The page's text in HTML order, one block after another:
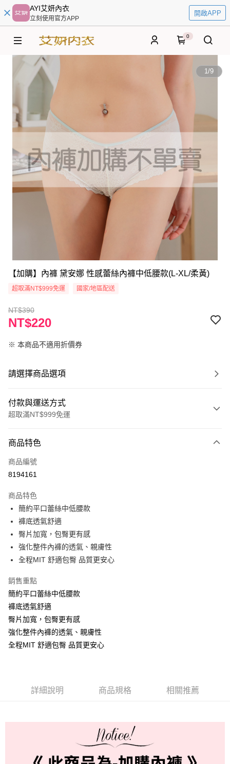
AYI艾妍內衣
立刻使用官方APP
開啟APP
0
1/9
【加購】內褲 黛安娜 性感蕾絲內褲中低腰款(L-XL/柔黃)
超取滿NT$999免運 國家/地區配送
NT$390
NT$220
※ 本商品不適用折價券
請選擇商品選項
付款與運送方式
超取滿NT$999免運
信用卡一次付款
超商取貨付款
ATM付款
運送方式
全家取貨付款
每筆NT$60，滿NT$999(含以上)免運費
付款後全家取貨
每筆NT$60，滿NT$999(含以上)免運費
每筆NT$60，滿NT$999(含以上)免運費
付款後7-11取貨
每筆NT$80，滿NT$999(含以上)免運費
商品特色
商品編號
8194161
商品特色
簡約平口蕾絲中低腰款
褲底透氣舒適
臀片加寬，包臀更有感
強化整件內褲的透氣、親膚性
全程MIT 舒適包臀 品質更安心
銷售重點
簡約平口蕾絲中低腰款
褲底透氣舒適
臀片加寬，包臀更有感
強化整件內褲的透氣、親膚性
全程MIT 舒適包臀 品質更安心
詳細說明 商品規格 相關推薦